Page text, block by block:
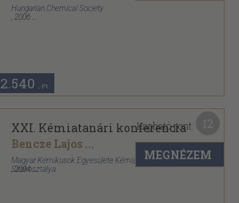
Hungarian Chemical Society
2006
2.540 ,-Ft
XXI. Kémiatanári konferencia
Bencze Lajos ...
Magyar Kémikusok Egyesülete Kémiatanári
Szakosztálya
,2004
Kapható pont:
MEGNÉZEM